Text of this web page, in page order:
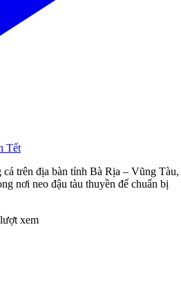
Tết
trên địa bàn tỉnh Bà Rịa – Vũng Tàu,
nơi neo đậu tàu thuyền để chuẩn bị
xem